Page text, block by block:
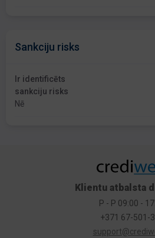
Sankciju risks
Ir identificēts
sankciju risks
Nē
Klientu atbalsta
P - P 09:00 -
+371 67-501-